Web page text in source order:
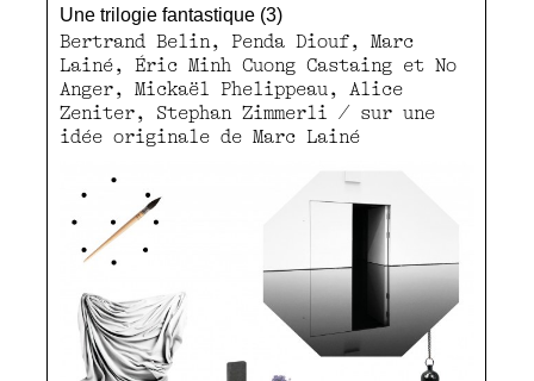
Une trilogie fantastique (3)
Bertrand Belin, Penda Diouf, Marc
Lainé, Éric Minh Cuong Castaing et No
Anger, Mickaël Phelippeau, Alice
Zeniter, Stephan Zimmerli / sur une
idée originale de Marc Lainé